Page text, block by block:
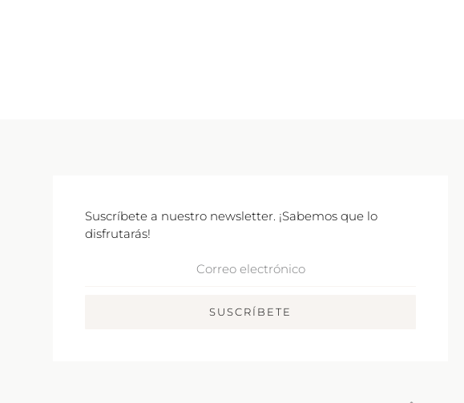
Suscríbete a nuestro newsletter. ¡Sabemos que lo
disfrutarás!
SUSCRÍBETE